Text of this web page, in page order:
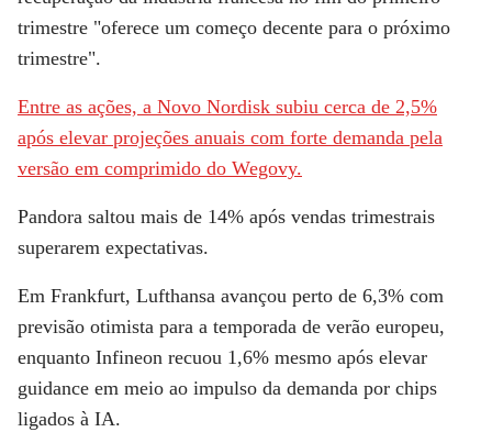
trimestre "oferece um começo decente para o próximo
trimestre".
Entre as ações, a Novo Nordisk subiu cerca de 2,5%
após elevar projeções anuais com forte demanda pela
versão em comprimido do Wegovy.
Pandora saltou mais de 14% após vendas trimestrais
superarem expectativas.
Em Frankfurt, Lufthansa avançou perto de 6,3% com
previsão otimista para a temporada de verão europeu,
enquanto Infineon recuou 1,6% mesmo após elevar
guidance em meio ao impulso da demanda por chips
ligados à IA.